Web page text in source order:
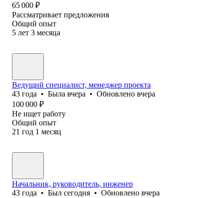
65 000 ₽
Рассматривает предложения
Общий опыт
5 лет 3 месяца
Ведущий специалист, менеджер проекта
43 года • Была вчера • Обновлено вчера
100 000 ₽
Не ищет работу
Общий опыт
21 год 1 месяц
Начальник, руководитель, инженер
43 года • Был сегодня • Обновлено вчера